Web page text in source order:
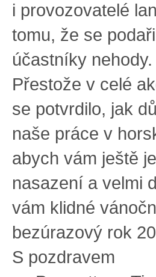
i provozovatelé
tomu, že se
účastníky nehody.
Přestože v celé
se potvrdilo, jak
naše práce v
abych vám ještě
nasazení a velmi
vám klidné
bezúrazový rok
S pozdravem